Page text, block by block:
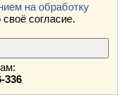
на обработку
согласие.
336